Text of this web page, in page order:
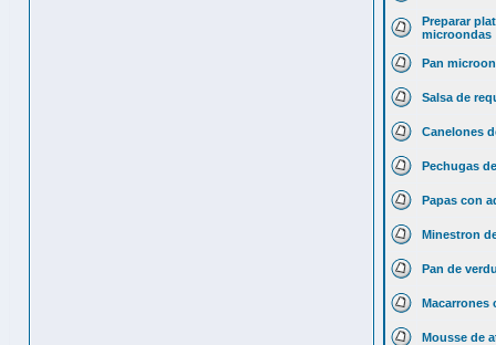
Preparar
microondas
Pan
Salsa de
Canelones
Pechugas
Papas con
Minestron
Pan de
Macarrones
Mousse de